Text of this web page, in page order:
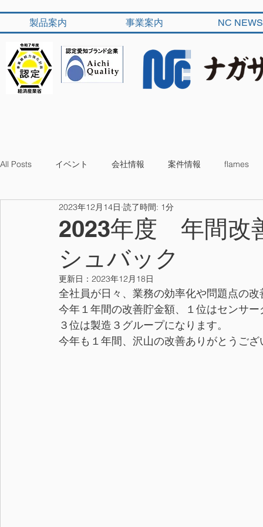
製品案内 事業案内 NC NEWS
All Posts イベント 会社情報 案件情報 flames
2023年度 年間改
シュバック
2023年12月14日 読了時間: 1分
更新日： 2023年12月18日
全社員が日々、業務の効率化や問題点の
今年１年間の改善貯金額、１位はセンサ
３位は製造３グループになります。
今年も１年間、沢山の改善ありがとうござ